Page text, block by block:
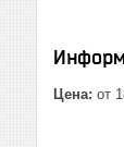
Цена: от